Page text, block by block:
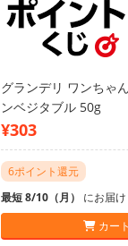
グランデリ ワンちゃ
ンベジタブル 50g
¥303
6ポイント還元
最短 8/10（月） にお届け
カー